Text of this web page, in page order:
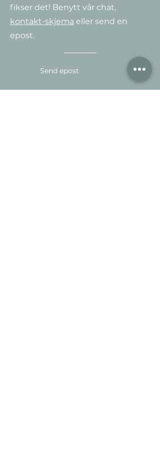
fikser det! Benytt vår chat,
kontakt-skjema eller send en
epost.
Send epost